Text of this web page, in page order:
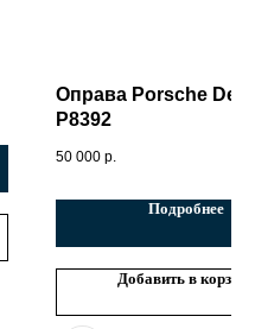
Оправа Porsche
P8392
50 000 р.
Подробнее
Добавить в корзину